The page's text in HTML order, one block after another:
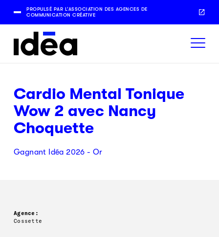
PROPULSÉ PAR L’ASSOCIATION DES AGENCES DE
COMMUNICATION CRÉATIVE
Cardio Mental Tonique
Wow 2 avec Nancy
Choquette
Gagnant Idéa 2026 - Or
Agence:
Cossette